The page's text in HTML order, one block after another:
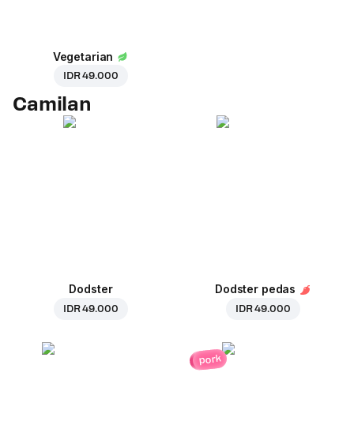
Vegetarian
IDR 49.000
Camilan
Dodster
IDR 49.000
Dodster pedas
IDR 49.000
pork